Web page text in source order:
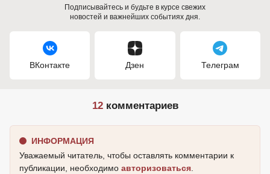
Подписывайтесь и будьте в курсе свежих
новостей и важнейших событиях дня.
ВКонтакте Дзен Телеграм
12комментариев
ИНФОРМАЦИЯ
Уважаемый читатель, чтобы оставлять комментарии к
публикации, необходимо авторизоваться